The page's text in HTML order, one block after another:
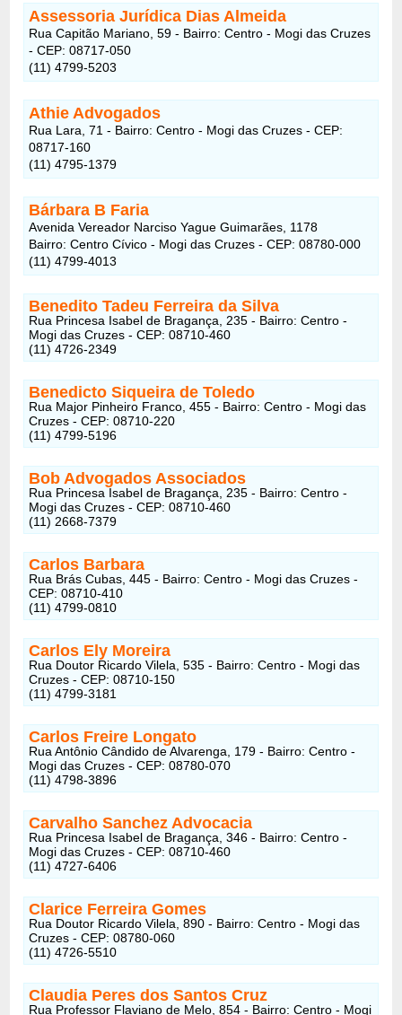
Assessoria Jurídica Dias Almeida
Rua Capitão Mariano, 59 - Bairro: Centro - Mogi das Cruzes
- CEP: 08717-050
(11) 4799-5203
Athie Advogados
Rua Lara, 71 - Bairro: Centro - Mogi das Cruzes - CEP:
08717-160
(11) 4795-1379
Bárbara B Faria
Avenida Vereador Narciso Yague Guimarães, 1178
Bairro: Centro Cívico - Mogi das Cruzes - CEP: 08780-000
(11) 4799-4013
Benedito Tadeu Ferreira da Silva
Rua Princesa Isabel de Bragança, 235 - Bairro: Centro -
Mogi das Cruzes - CEP: 08710-460
(11) 4726-2349
Benedicto Siqueira de Toledo
Rua Major Pinheiro Franco, 455 - Bairro: Centro - Mogi das
Cruzes - CEP: 08710-220
(11) 4799-5196
Bob Advogados Associados
Rua Princesa Isabel de Bragança, 235 - Bairro: Centro -
Mogi das Cruzes - CEP: 08710-460
(11) 2668-7379
Carlos Barbara
Rua Brás Cubas, 445 - Bairro: Centro - Mogi das Cruzes -
CEP: 08710-410
(11) 4799-0810
Carlos Ely Moreira
Rua Doutor Ricardo Vilela, 535 - Bairro: Centro - Mogi das
Cruzes - CEP: 08710-150
(11) 4799-3181
Carlos Freire Longato
Rua Antônio Cândido de Alvarenga, 179 - Bairro: Centro -
Mogi das Cruzes - CEP: 08780-070
(11) 4798-3896
Carvalho Sanchez Advocacia
Rua Princesa Isabel de Bragança, 346 - Bairro: Centro -
Mogi das Cruzes - CEP: 08710-460
(11) 4727-6406
Clarice Ferreira Gomes
Rua Doutor Ricardo Vilela, 890 - Bairro: Centro - Mogi das
Cruzes - CEP: 08780-060
(11) 4726-5510
Claudia Peres dos Santos Cruz
Rua Professor Flaviano de Melo, 854 - Bairro: Centro - Mogi